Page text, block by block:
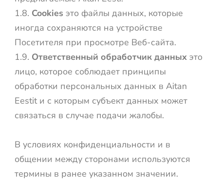
1.8. Cookies это файлы данных, которые
иногда сохраняются на устройстве
Посетителя при просмотре Веб-сайта.
1.9. Ответственный обработчик данных это
лицо, которое соблюдает принципы
обработки персональных данных в Aitan
Eestit и с которым субъект данных может
связаться в случае подачи жалобы.
В условиях конфиденциальности и в
общении между сторонами используются
термины в ранее указанном значении.